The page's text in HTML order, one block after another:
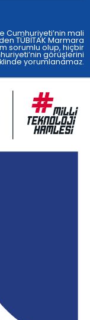
Cumhuriyeti’nin mali
TÜBİTAK Marmara
sorumlu olup, hiçbir
görüşlerini
yorumlanamaz.